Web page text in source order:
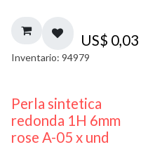
US$ 0,03
Inventario: 94979
Perla sintetica
redonda 1H 6mm
rose A-05 x und